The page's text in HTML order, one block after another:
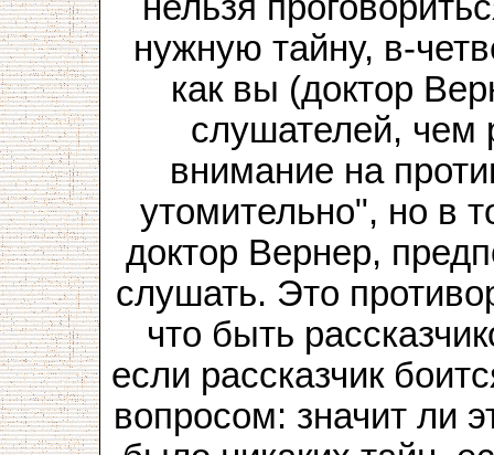
нужную тайну, в-
как вы (доктор
слушателей, чем
внимание на
утомительно", но в
доктор Вернер,
слушать. Это
что быть
если рассказчик
вопросом: значит ли